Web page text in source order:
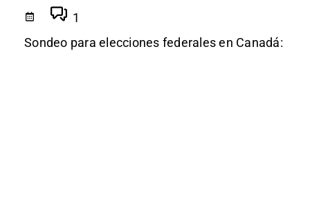
1
Sondeo para elecciones federales en Canadá: